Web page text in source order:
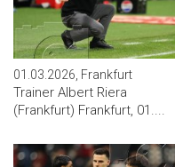
01.03.2026, Frankfurt
Trainer Albert Riera
(Frankfurt) Frankfurt, 01....